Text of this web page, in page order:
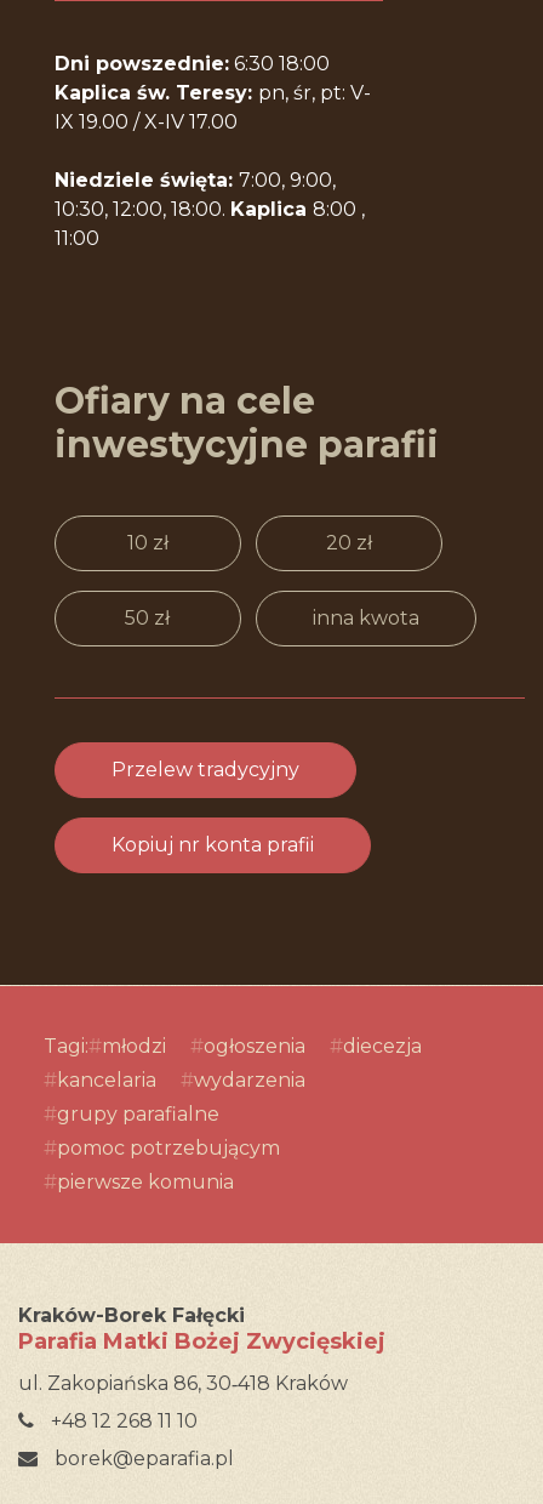
Dni powszednie:6:30 18:00
Kaplica św. Teresy: pn, śr, pt: V-
IX 19.00 / X-IV 17.00
Niedziele święta: 7:00, 9:00,
10:30, 12:00, 18:00. Kaplica 8:00 ,
11:00
Ofiary na cele
inwestycyjne parafii
10 zł 20 zł
50 zł inna kwota
Tagi: młodzi ogłoszenia
diecezja
kancelaria
wydarzenia
grupy parafialne
pomoc potrzebującym
pierwsze komunia
Kraków-Borek Fałęcki
Parafia Matki Bożej Zwycięskiej
ul. Zakopiańska 86, 30‑418 Kraków
+48 12 268 11 10
borek@eparafia.pl